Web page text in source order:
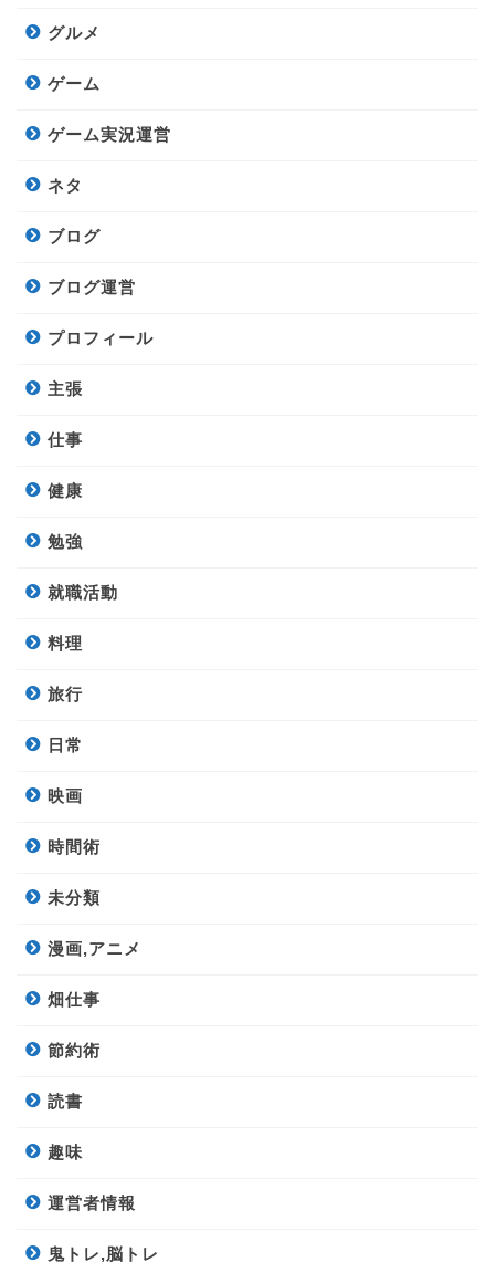
グルメ
ゲーム
ゲーム実況運営
ネタ
ブログ
ブログ運営
プロフィール
主張
仕事
健康
勉強
就職活動
料理
旅行
日常
映画
時間術
未分類
漫画,アニメ
畑仕事
節約術
読書
趣味
運営者情報
鬼トレ,脳トレ